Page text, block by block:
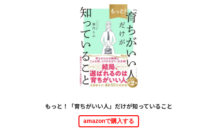
もっと！「育ちがいい人」だけが知っていること
amazonで購入する